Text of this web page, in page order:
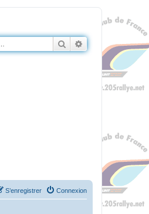
Rechercher
Recherche
Connexion
S’enregistrer